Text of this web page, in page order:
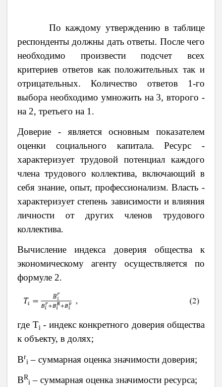
По каждому утверждению в таблице
респонденты должны дать ответы. После чего
необходимо произвести подсчет всех
критериев ответов как положительных так и
отрицательных. Количество ответов 1-го
выбора необходимо умножить на 3, второго -
на 2, третьего на 1.
Доверие - является основным показателем
оценки социального капитала. Ресурс -
характеризует трудовой потенциал каждого
члена трудового коллектива, включающий в
себя знание, опыт, профессионализм. Власть -
характеризует степень зависимости и влияния
личности от других членов трудового
коллектива.
Вычисление индекса доверия общества к
экономическому агенту осуществляется по
формуле 2.
где Ti - индекс конкретного доверия общества
к объекту, в долях;
Вr
i – суммарная оценка значимости доверия;
BR
i – суммарная оценка значимости ресурса;